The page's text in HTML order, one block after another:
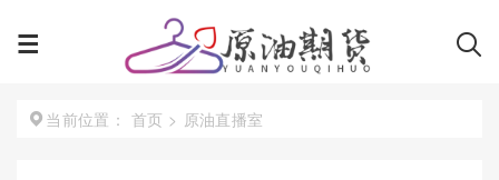
当前位置： 首页 > 原油直播室